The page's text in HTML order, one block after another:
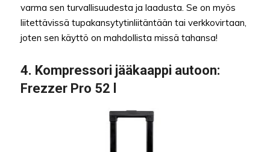
varma sen turvallisuudesta ja laadusta. Se on myös
liitettävissä tupakansytytinliitäntään tai verkkovirtaan,
joten sen käyttö on mahdollista missä tahansa!
4. Kompressori jääkaappi autoon:
Frezzer Pro 52 l